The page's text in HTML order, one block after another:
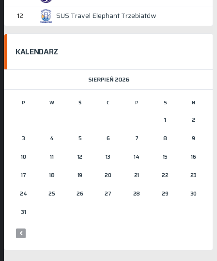
12 SUS Travel Elephant Trzebiatów
KALENDARZ
SIERPIEŃ 2026
P W Ś C P S N
1 2
3 4 5 6 7 8 9
10 11 12 13 14 15 16
17 18 19 20 21 22 23
24 25 26 27 28 29 30
31